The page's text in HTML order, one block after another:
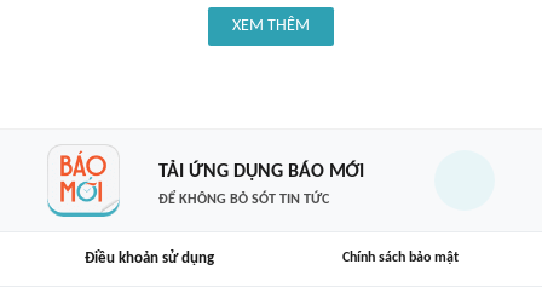
XEM THÊM
TẢI ỨNG DỤNG BÁO MỚI
ĐỂ KHÔNG BỎ SÓT TIN TỨC
Điều khoản sử dụng Chính sách bảo mật